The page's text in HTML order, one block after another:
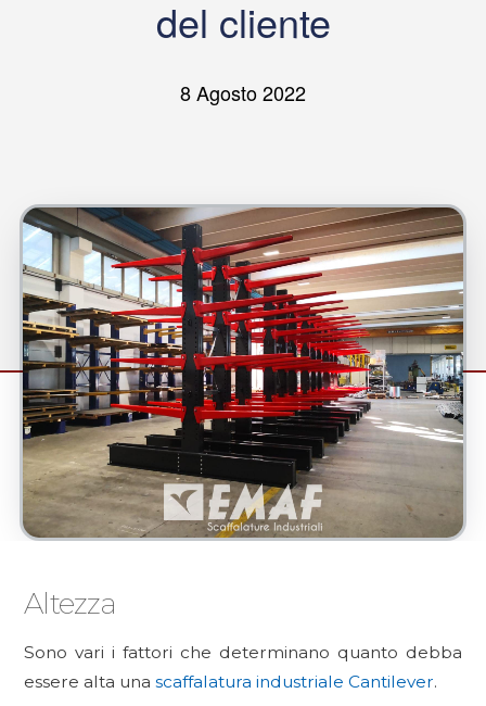
del cliente
8 Agosto 2022
Altezza
Sono vari i fattori che determinano quanto debba
essere alta unascaffalatura industriale Cantilever.